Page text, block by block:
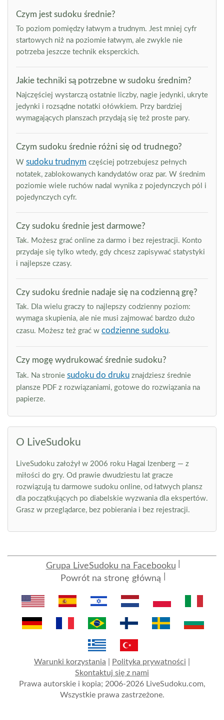
Czym jest sudoku średnie?
To poziom pomiędzy łatwym a trudnym. Jest mniej cyfr
startowych niż na poziomie łatwym, ale zwykle nie
potrzeba jeszcze technik eksperckich.
Jakie techniki są potrzebne w sudoku średnim?
Najczęściej wystarczą ostatnie liczby, nagie jedynki, ukryte
jedynki i rozsądne notatki ołówkiem. Przy bardziej
wymagających planszach przydają się też proste pary.
Czym sudoku średnie różni się od trudnego?
W sudoku trudnym częściej potrzebujesz pełnych
notatek, zablokowanych kandydatów oraz par. W średnim
poziomie wiele ruchów nadal wynika z pojedynczych pól i
pojedynczych cyfr.
Czy sudoku średnie jest darmowe?
Tak. Możesz grać online za darmo i bez rejestracji. Konto
przydaje się tylko wtedy, gdy chcesz zapisywać statystyki
i najlepsze czasy.
Czy sudoku średnie nadaje się na codzienną grę?
Tak. Dla wielu graczy to najlepszy codzienny poziom:
wymaga skupienia, ale nie musi zajmować bardzo dużo
czasu. Możesz też grać w codzienne sudoku.
Czy mogę wydrukować średnie sudoku?
Tak. Na stronie sudoku do druku znajdziesz średnie
plansze PDF z rozwiązaniami, gotowe do rozwiązania na
papierze.
O LiveSudoku
LiveSudoku założył w 2006 roku Hagai Izenberg — z
miłości do gry. Od prawie dwudziestu lat gracze
rozwiązują tu darmowe sudoku online, od łatwych plansz
dla początkujących po diabelskie wyzwania dla ekspertów.
Grasz w przeglądarce, bez pobierania i bez rejestracji.
Grupa LiveSudoku na Facebooku
Powrót na stronę główną
Warunki korzystania Polityka prywatności
Skontaktuj się z nami
Prawa autorskie i kopia; 2006-2026 LiveSudoku.com,
Wszystkie prawa zastrzeżone.